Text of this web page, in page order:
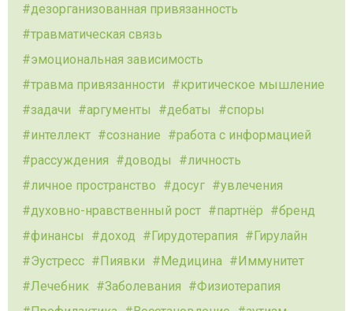
дезорганизованная привязанность
травматическая связь
эмоциональная зависимость
травма привязанности
критическое мышление
задачи
аргументы дебаты
споры
интеллект
сознание
работа с информацией
рассуждения
доводы
личность
личное пространство
досуг
увлечения
духовно-нравственный рост
партнёр
бренд
финансы
доход Гирудотерапия
Гирулайн
Эустресс
Пиявки Медицина
Иммунитет
Лечебник
Заболевания
Физиотерапия